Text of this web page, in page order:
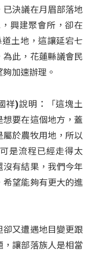
已決議在月眉部落地
興建聚會所，卻在
土地，這讓延宕七
此，花蓮縣議會民
加速辦理。
祥)說明：「這塊土
要在這個地方，蓋
屬於農牧用地，所以
是流程已經走得太
有結果，我們今年
希望能夠有更大的進
卻又遭遇地目變更跟
讓部落族人是相當